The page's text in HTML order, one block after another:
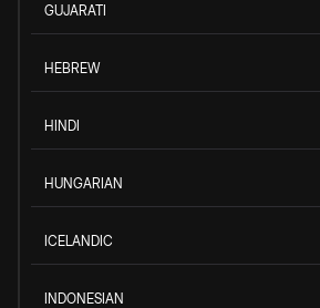
GUJARATI
HEBREW
HINDI
HUNGARIAN
ICELANDIC
INDONESIAN